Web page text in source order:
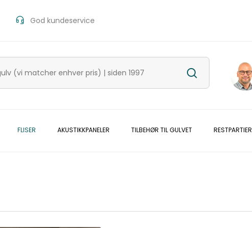
God kundeservice
FLISER AKUSTIKKPANELER TILBEHØR TIL GULVET RESTPARTIER